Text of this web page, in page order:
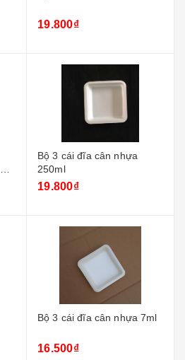
19.800₫
Bộ 3 cái đĩa cân nhựa
250ml
19.800₫
Bộ 3 cái đĩa cân nhựa 7ml
16.500₫